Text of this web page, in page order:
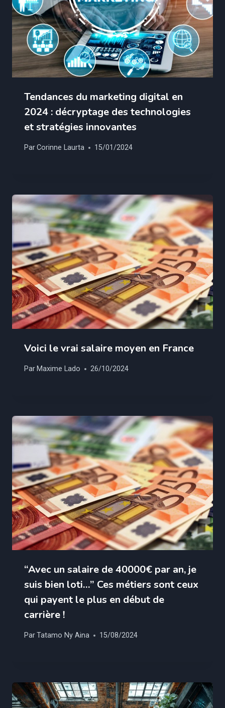
Tendances du marketing digital en
2024 : décryptage des technologies
et stratégies innovantes
ParCorinne Laurta 15/01/2024
Voici le vrai salaire moyen en France
Par Maxime Lado 26/10/2024
“Avec un salaire de 40000€ par an, je
suis bien loti…” Ces métiers sont ceux
qui payent le plus en début de
carrière !
ParTatamo Ny Aina 15/08/2024